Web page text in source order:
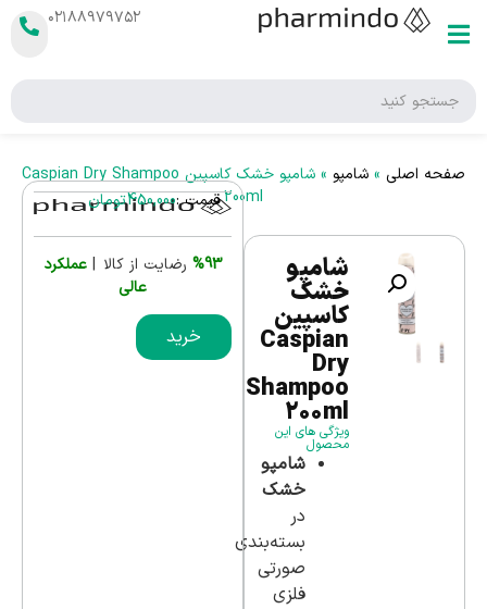
۰۲۱۸۸۹۷۹۷۵۲
صفحه اصلی » شامپو »
شامپو خشک کاسپین Caspian Dry Shampoo
200ml
شامپو
خشک
کاسپین
Caspian
Dry
Shampoo
200ml
ویژگی های این
محصول
شامپو
خشک
در
بسته‌بندی
صورتی
فلزی
قیمت :450,000تومان
%93 رضایت از کالا | عملکرد
عالی
خرید